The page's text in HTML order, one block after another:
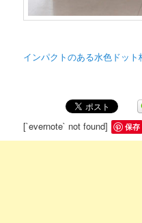
インパクトのある水色ドット
[`evernote` not found]
保存